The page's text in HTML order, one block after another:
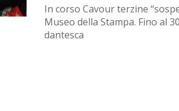
In corso Cavour terzine
Museo della Stampa. Fino al
dantesca